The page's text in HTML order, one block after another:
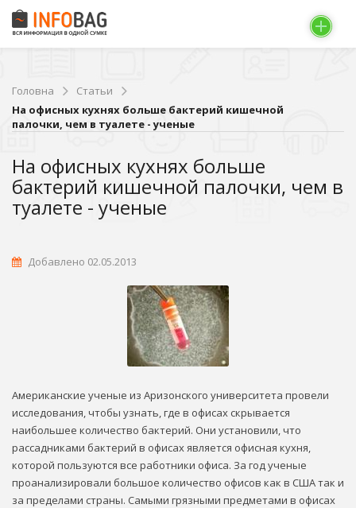
Головна
Статьи
На офисных кухнях больше бактерий кишечной
палочки, чем в туалете - ученые
На офисных кухнях больше
бактерий кишечной палочки, чем в
туалете - ученые
Добавлено 02.05.2013
Американские ученые из Аризонского университета провели
исследования, чтобы узнать, где в офисах скрывается
наибольшее количество бактерий. Они установили, что
рассадниками бактерий в офисах является офисная кухня,
которой пользуются все работники офиса. За год ученые
проанализировали большое количество офисов как в США так и
за пределами страны. Самыми грязными предметами в офисах